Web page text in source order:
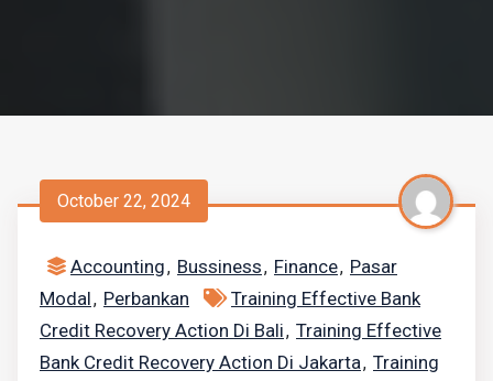
October 22, 2024
Accounting, Bussiness, Finance, Pasar
Modal, Perbankan
Training Effective Bank
Credit Recovery Action Di Bali, Training Effective
Bank Credit Recovery Action Di Jakarta, Training